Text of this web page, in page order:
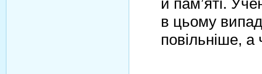
в цьому
повільніше, а